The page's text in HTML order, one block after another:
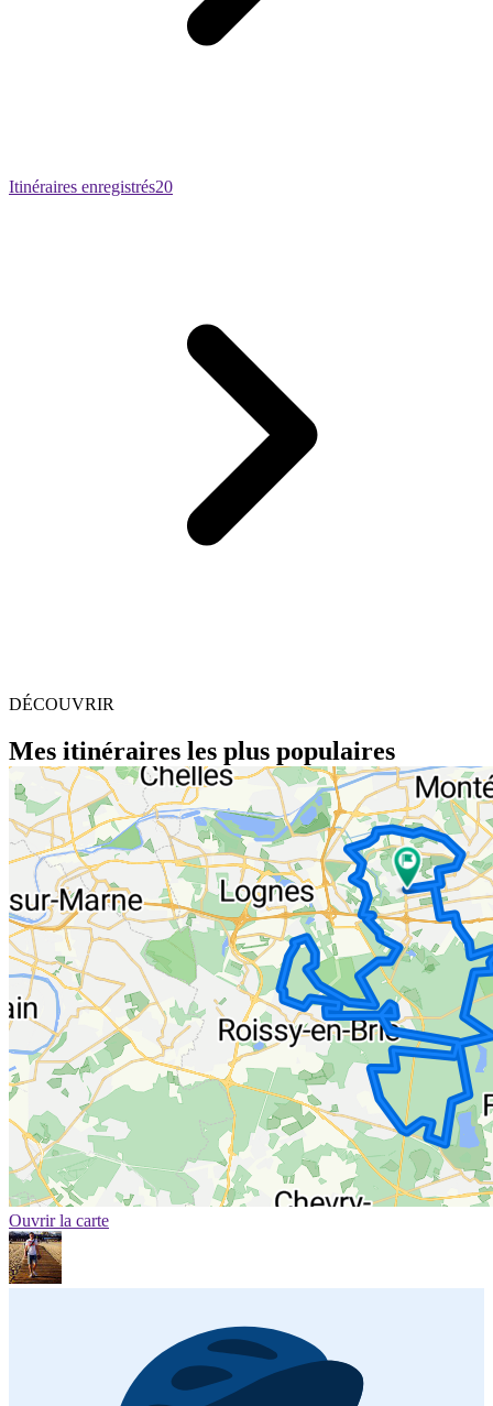
Itinéraires enregistrés20
DÉCOUVRIR
Mes itinéraires les plus populaires
Ouvrir la carte